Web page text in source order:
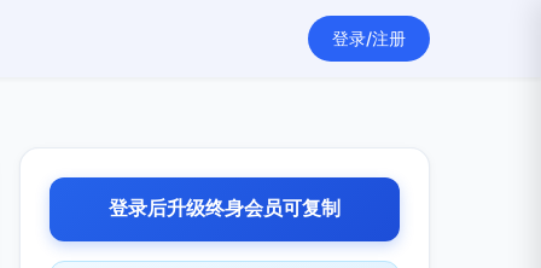
登录/注册
登录后升级终身会员可复制